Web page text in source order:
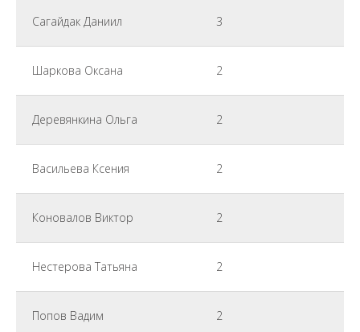
Сагайдак Даниил 3
Шаркова Оксана 2
Деревянкина Ольга 2
Васильева Ксения 2
Коновалов Виктор 2
Нестерова Татьяна 2
Попов Вадим 2